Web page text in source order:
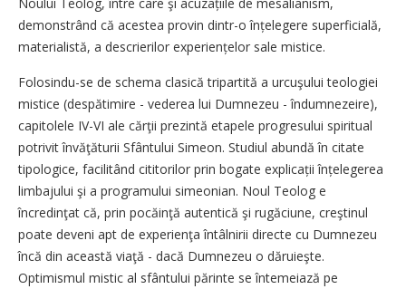
demonstrând că acestea provin dintr-o înțelegere superficială,
materialistă, a descrierilor experiențelor sale mistice.
Folosindu-se de schema clasică tripartită a urcuşului teologiei
mistice (des­pătimire - vederea lui Dumnezeu - îndumnezeire),
capitolele IV-VI ale cărţii prezintă etapele progresului spiritual
potrivit învăţăturii Sfântului Simeon. Studiul abundă în citate
tipologice, facilitând cititorilor prin bogate explicații înțe­legerea
limbajului şi a programului simeonian. Noul Teolog e
încredinţat că, prin pocăinţă autentică şi rugăciune, creştinul
poate deveni apt de experienţa întâlnirii directe cu Dumnezeu
încă din această viaţă - dacă Dumnezeu o dăruieşte.
Optimismul mistic al sfântului părinte se întemeiază pe